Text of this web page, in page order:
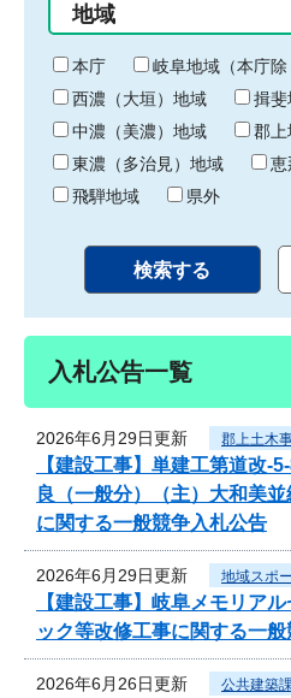
り
終
わ
り
地域
本庁
岐阜地域（本庁除
西濃（大垣）地域
揖斐
中濃（美濃）地域
郡上
東濃（多治見）地域
恵
飛騨地域
県外
入札公告一覧
2026年6月29日更新 郡上土木
【建設工事】単建工第道改-
良（一般分）（主）大和美
に関する一般競争入札公告
2026年6月29日更新 地域スポ
【建設工事】岐阜メモリア
ック等改修工事に関する一
2026年6月26日更新 公共建築